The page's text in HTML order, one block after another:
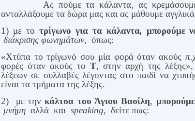
Ας πούμε τα κάλαντα, ας
ανταλλάξουμε τα δώρα μας και ας μάθουμε
1) με το τρίγωνο για τα κάλαντα, μπορούμε
διάκρισης φωνημάτων, όπως:
«Χτύπα το τρίγωνό σου μία φορά όταν ακούς
φορές όταν ακούς τοΤ, στην αρχή της
λέξεων σε συλλαβές λέγοντας στο παιδί να
είναι τα τμήματα της λέξης.
2)
με τηνκάλτσα του Άγιου Βασίλη, μπορούμε
μνήμη αλλά και speaking, δείτε πως: